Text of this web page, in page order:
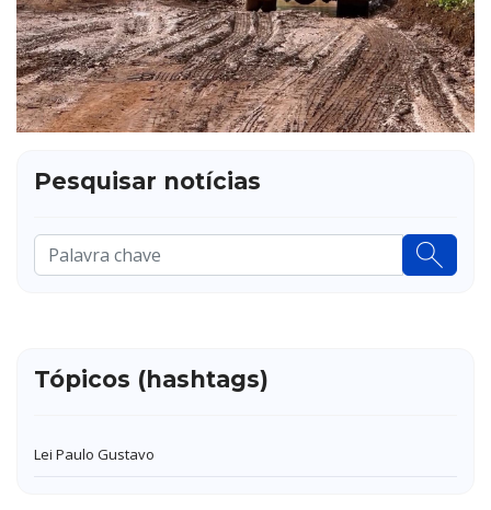
Pesquisar notícias
Pesquisar
Tópicos (hashtags)
Lei Paulo Gustavo